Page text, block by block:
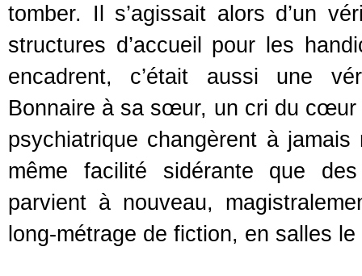
tomber. Il s’agissait alors d’un
structures d’accueil pour les
encadrent, c’était aussi une
Bonnaire à sa sœur, un cri du cœur
psychiatrique changèrent à
même facilité sidérante que
parvient à nouveau,
long-métrage de fiction, en salles